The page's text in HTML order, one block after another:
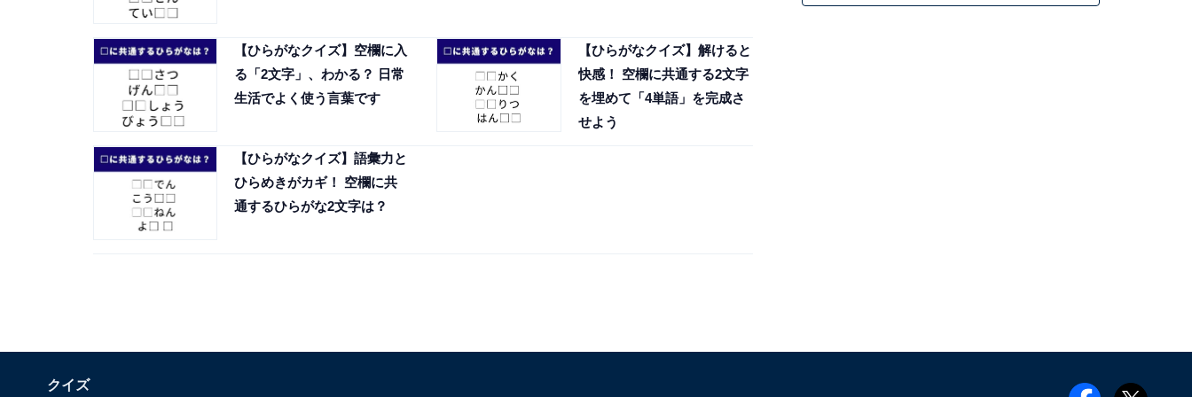
【ひらがなクイズ】空欄に入
る「2文字」、わかる？ 日常
生活でよく使う言葉です
【ひらがなクイズ】解けると
快感！ 空欄に共通する2文字
を埋めて「4単語」を完成さ
せよう
【ひらがなクイズ】語彙力と
ひらめきがカギ！ 空欄に共
通するひらがな2文字は？
クイズ